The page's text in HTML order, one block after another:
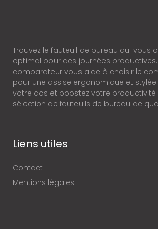
Trouvez le fauteuil de bureau qui vous
optimal pour des journées productives.
comparateur vous aide à choisir le
pour une assise ergonomique et
votre dos et boostez votre
sélection de fauteuils de bureau de
Liens utiles
Contact
Mentions légales